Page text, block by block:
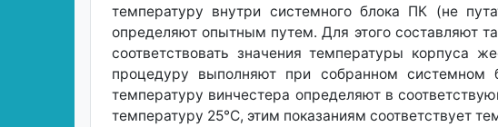
температуру внутри системного блока ПК (не
определяют опытным путем. Для этого составляют
соответствовать значения температуры
процедуру выполняют при собранном
температуру винчестера определяют в
температуру 25°С, этим показаниям соответствует